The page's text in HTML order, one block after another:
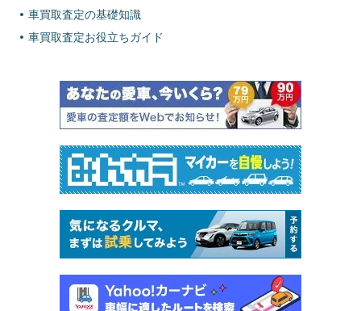
車買取査定の基礎知識
車買取査定お役立ちガイド